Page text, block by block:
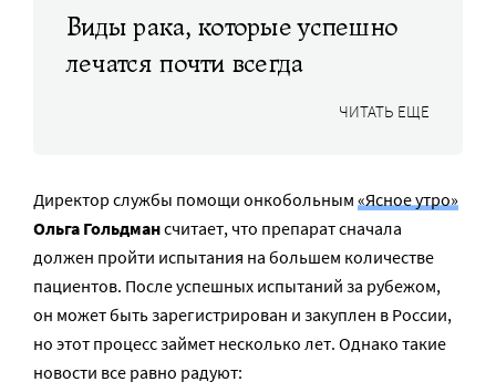
Виды рака, которые успешно
лечатся почти всегда
ЧИТАТЬ ЕЩЕ
Директор службы помощи онкобольным «Ясное утро»
Ольга Гольдмансчитает, что препарат сначала
должен пройти испытания на большем количестве
пациентов. После успешных испытаний за рубежом,
он может быть зарегистрирован и закуплен в России,
но этот процесс займет несколько лет. Однако такие
новости все равно радуют: